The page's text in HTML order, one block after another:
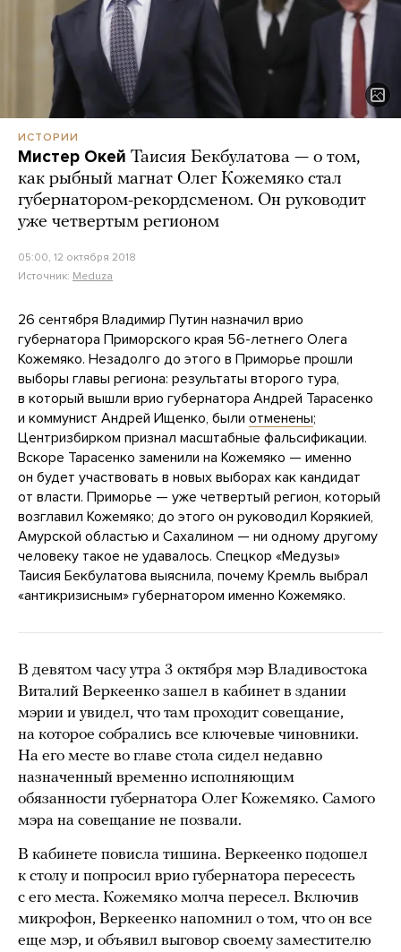
ИСТОРИИ
Мистер Окей Таисия Бекбулатова — о том,
как рыбный магнат Олег Кожемяко стал
губернатором-рекордсменом. Он руководит
уже четвертым регионом
05:00, 12 октября 2018
Источник: Meduza
26 сентября Владимир Путин назначил врио
губернатора Приморского края 56-летнего Олега
Кожемяко. Незадолго до этого в Приморье прошли
выборы главы региона: результаты второго тура,
в который вышли врио губернатора Андрей Тарасенко
и коммунист Андрей Ищенко, были отменены;
Центризбирком признал масштабные фальсификации.
Вскоре Тарасенко заменили на Кожемяко — именно
он будет участвовать в новых выборах как кандидат
от власти. Приморье — уже четвертый регион, который
возглавил Кожемяко; до этого он руководил Корякией,
Амурской областью и Сахалином — ни одному другому
человеку такое не удавалось. Спецкор «Медузы»
Таисия Бекбулатова выяснила, почему Кремль выбрал
«антикризисным» губернатором именно Кожемяко.
В девятом часу утра 3 октября мэр Владивостока
Виталий Веркеенко зашел в кабинет в здании
мэрии и увидел, что там проходит совещание,
на которое собрались все ключевые чиновники.
На его месте во главе стола сидел недавно
назначенный временно исполняющим
обязанности губернатора Олег Кожемяко. Самого
мэра на совещание не позвали.
В кабинете повисла тишина. Веркеенко подошел
к столу и попросил врио губернатора пересесть
с его места. Кожемяко молча пересел. Включив
микрофон, Веркеенко напомнил о том, что он все
еще мэр, и объявил выговор своему заместителю